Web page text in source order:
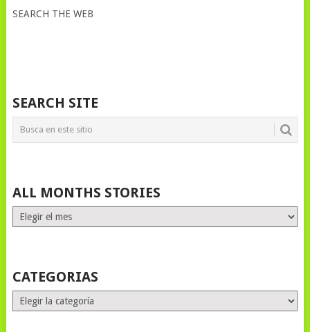
SEARCH THE WEB
SEARCH SITE
ALL MONTHS STORIES
ALL
MONTHS
CATEGORIAS
Categorias